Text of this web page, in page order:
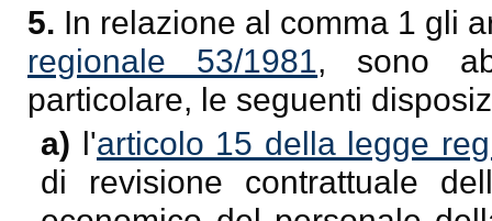
5. In relazione al comma 1 gli
regionale 53/1981, sono
particolare, le seguenti
a) l'articolo 15 della legge
di revisione contrattuale